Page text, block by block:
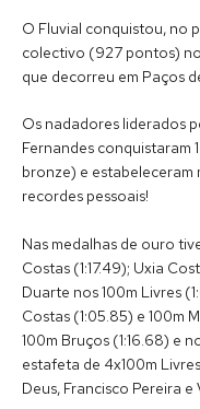
O Fluvial conquistou, no
colectivo (927 pontos)
que decorreu em Paços
Os nadadores liderados
Fernandes conquistaram
bronze) e estabeleceram
recordes pessoais!
Nas medalhas de ouro
Costas (1:17.49); Uxia
Duarte nos 100m Livres
Costas (1:05.85) e 100m
100m Bruços (1:16.68) e
estafeta de 4x100m
Deus, Francisco Pereira e